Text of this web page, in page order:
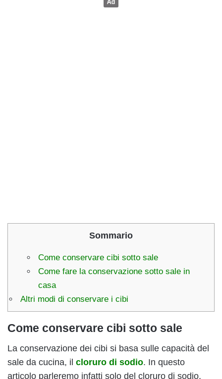
Sommario
Come conservare cibi sotto sale
Come fare la conservazione sotto sale in
casa
Altri modi di conservare i cibi
Come conservare cibi sotto sale
La conservazione dei cibi si basa sulle capacità del
sale da cucina, il cloruro di sodio. In questo
articolo parleremo infatti solo del cloruro di sodio,